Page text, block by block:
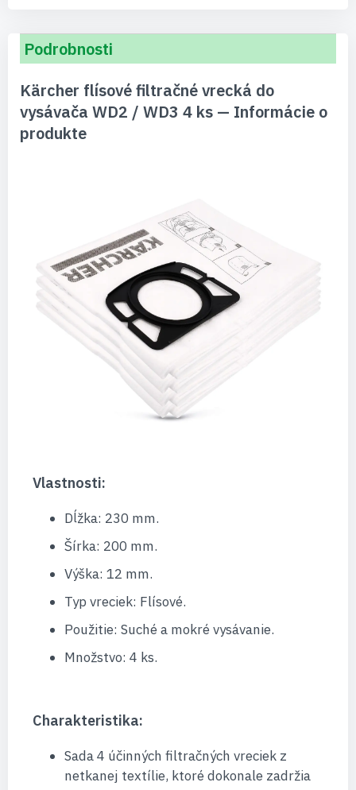
Podrobnosti
Kärcher flísové filtračné vrecká do
vysávača WD2 / WD3 4 ks — Informácie o
produkte
Vlastnosti:
Dĺžka: 230 mm.
Šírka: 200 mm.
Výška: 12 mm.
Typ vreciek: Flísové.
Použitie: Suché a mokré vysávanie.
Množstvo: 4 ks.
Charakteristika:
Sada 4 účinných filtračných vreciek z
netkanej textílie, ktoré dokonale zadržia